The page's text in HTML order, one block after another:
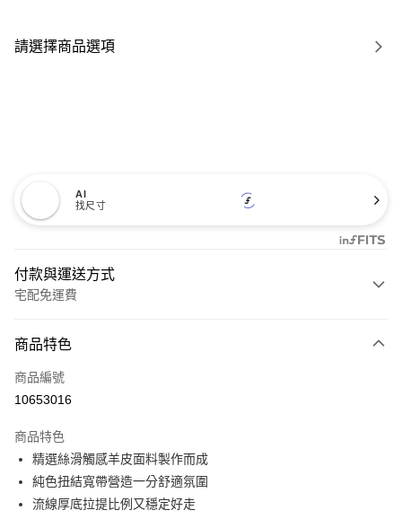
請選擇商品選項
AI
找尺寸
付款與運送方式
宅配免運費
信用卡一次付款
信用卡分期付款
合作金庫商業銀行
華南商業銀行
上海商業儲蓄銀行
國泰世華商業銀行
6 期 0 利率 每期
華南商業銀行
上海商業儲蓄銀行
12 期 0 利率 每期NT$150
合作金庫商業銀行
LINE Pay
商品特色
商品編號
10653016
商品特色
精選絲滑觸感羊皮面料製作而成
純色扭結寬帶營造一分舒適氛圍
流線厚底拉提比例又穩定好走